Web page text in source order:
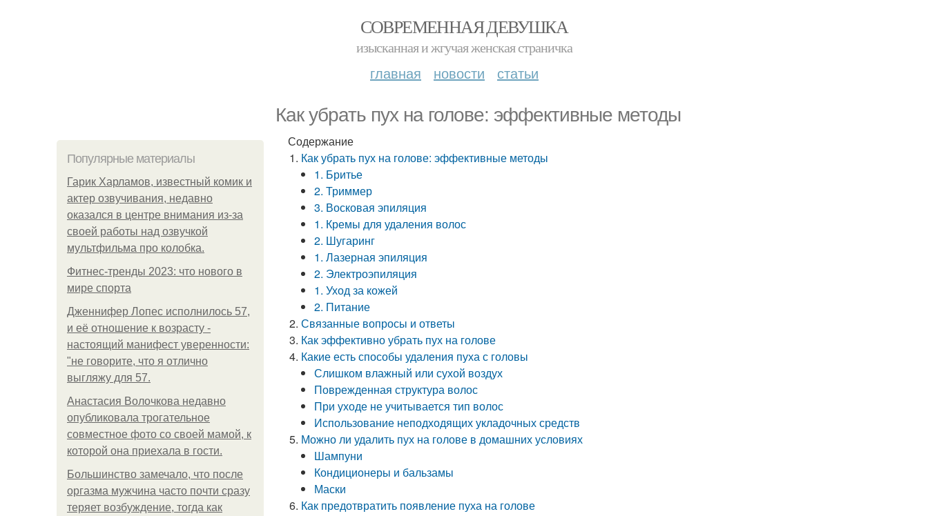
СОВРЕМЕННАЯ ДЕВУШКА
изысканная и жгучая женская страничка
главная новости статьи
Как убрать пух на голове: эффективные методы
Популярные материалы
Гарик Харламов, известный комик и
актер озвучивания, недавно
оказался в центре внимания из-за
своей работы над озвучкой
мультфильма про колобка.
Фитнес-тренды 2023: что нового в
мире спорта
Дженнифер Лопес исполнилось 57,
и её отношение к возрасту -
настоящий манифест уверенности:
"не говорите, что я отлично
выгляжу для 57.
Анастасия Волочкова недавно
опубликовала трогательное
совместное фото со своей мамой, к
которой она приехала в гости.
Большинство замечало, что после
оргазма мужчина часто почти сразу
теряет возбуждение, тогда как
Содержание
Как убрать пух на голове: эффективные методы
1. Бритье
2. Триммер
3. Восковая эпиляция
1. Кремы для удаления волос
2. Шугаринг
1. Лазерная эпиляция
2. Электроэпиляция
1. Уход за кожей
2. Питание
Связанные вопросы и ответы
Как эффективно убрать пух на голове
Какие есть способы удаления пуха с головы
Слишком влажный или сухой воздух
Поврежденная структура волос
При уходе не учитывается тип волос
Использование неподходящих укладочных средств
Можно ли удалить пух на голове в домашних условиях
Шампуни
Кондиционеры и бальзамы
Маски
Как предотвратить появление пуха на голове